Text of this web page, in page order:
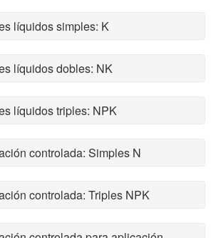
líquidos simples: K
líquidos dobles: NK
líquidos triples: NPK
controlada: Simples N
controlada: Triples NPK